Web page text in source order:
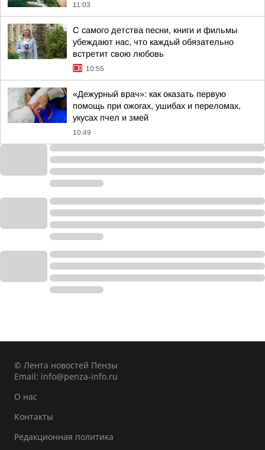
11:03
С самого детства песни, книги и фильмы
убеждают нас, что каждый обязательно
встретит свою любовь
10:55
«Дежурный врач»: как оказать первую
помощь при ожогах, ушибах и переломах,
укусах пчел и змей
10:49
© Лента новостей Пензы
Email: info@penza-info.ru
О нас
Контакты
Редакционная политика